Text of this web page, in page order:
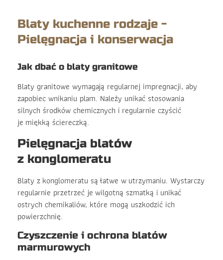
Blaty kuchenne rodzaje -
Pielęgnacja i konserwacja
Jak dbać o blaty granitowe
Blaty granitowe wymagają regularnej impregnacji, aby
zapobiec wnikaniu plam. Należy unikać stosowania
silnych środków chemicznych i regularnie czyścić
je miękką ściereczką.
Pielęgnacja blatów
z konglomeratu
Blaty z konglomeratu są łatwe w utrzymaniu. Wystarczy
regularnie przetrzeć je wilgotną szmatką i unikać
ostrych chemikaliów, które mogą uszkodzić ich
powierzchnię.
Czyszczenie i ochrona blatów
marmurowych